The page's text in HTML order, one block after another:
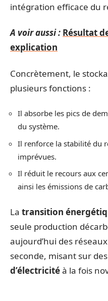
intégration efficace du
A voir aussi : Résultat
explication
Concrètement, le
plusieurs fonctions :
Il absorbe les pics de
du système.
Il renforce la stabilité du
imprévues.
Il réduit le recours aux
ainsi les émissions de
La transition
seule production
aujourd’hui des
seconde, misant sur
d’électricitéà la fois